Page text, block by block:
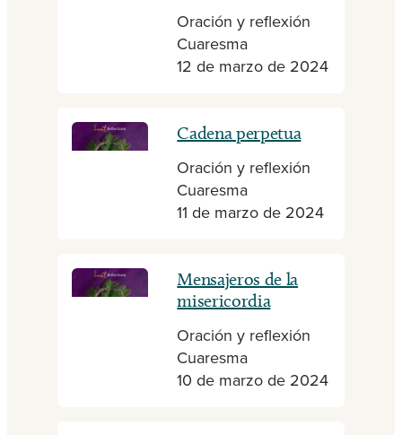
Oración y reflexión
Cuaresma
12 de marzo de 2024
Cadena perpetua
Oración y reflexión
Cuaresma
11 de marzo de 2024
Mensajeros de la
misericordia
Oración y reflexión
Cuaresma
10 de marzo de 2024